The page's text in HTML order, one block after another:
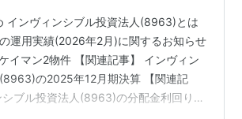
ンヴィンシブル投資法人(8963)とは
運用実績(2026年2月)に関するお知らせ
イマン2物件 【関連記事】 インヴィン
の2025年12月期決算 【関連記
ブル投資法人(8963)の分配金利回り